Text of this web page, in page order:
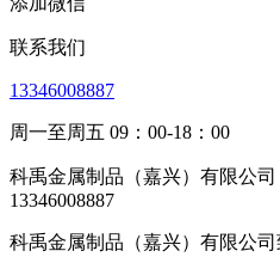
联系我们
13346008887
周一至周五 09：00-18：00
科禹金属制品（嘉兴）有限公司
13346008887
科禹金属制品（嘉兴）有限公